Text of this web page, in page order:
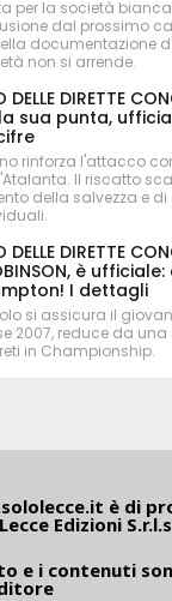
per la società
dal prossimo
documentazione
non si arrende.
DELLE DIRETTE
la sua punta,
rinforza l'attacco
Il riscatto
della salvezza e di
DELLE DIRETTE
è
I dettagli
si assicura il
2007, reduce da
in Championship.
è di
Edizioni
e i contenuti